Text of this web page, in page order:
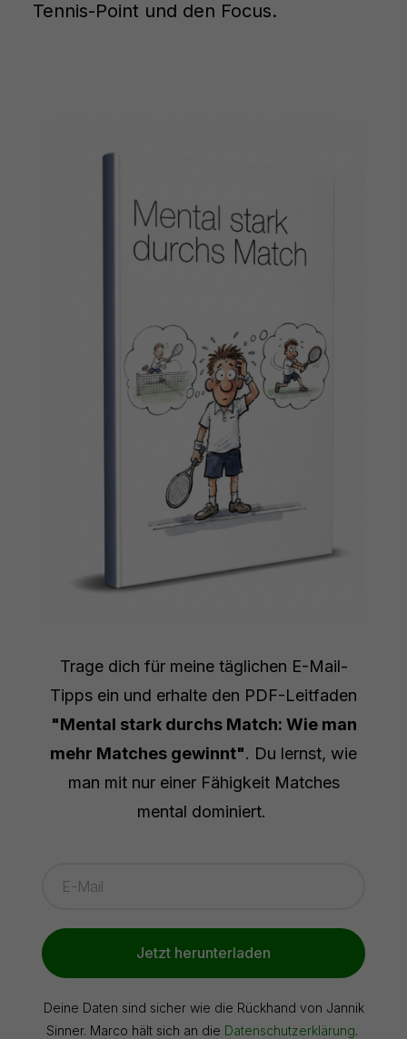
Tennis-Point und den Focus.
Trage dich für meine täglichen E-Mail-
Tipps ein und erhalte den PDF-Leitfaden
"Mental stark durchs Match: Wie man
mehr Matches gewinnt". Du lernst, wie
man mit nur einer Fähigkeit Matches
mental dominiert.
Jetzt herunterladen
Deine Daten sind sicher wie die Rückhand von Jannik
Sinner. Marco hält sich an die Datenschutzerklärung.